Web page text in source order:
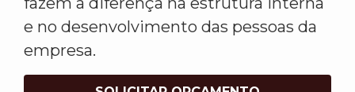
e no desenvolvimento das pessoas da
empresa.